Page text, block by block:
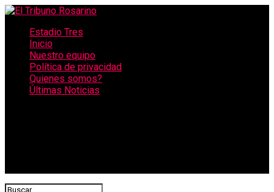
Estadio Tres
Inicio
Nuestro equipo
Política de privacidad
Quienes somos?
Últimas Noticias